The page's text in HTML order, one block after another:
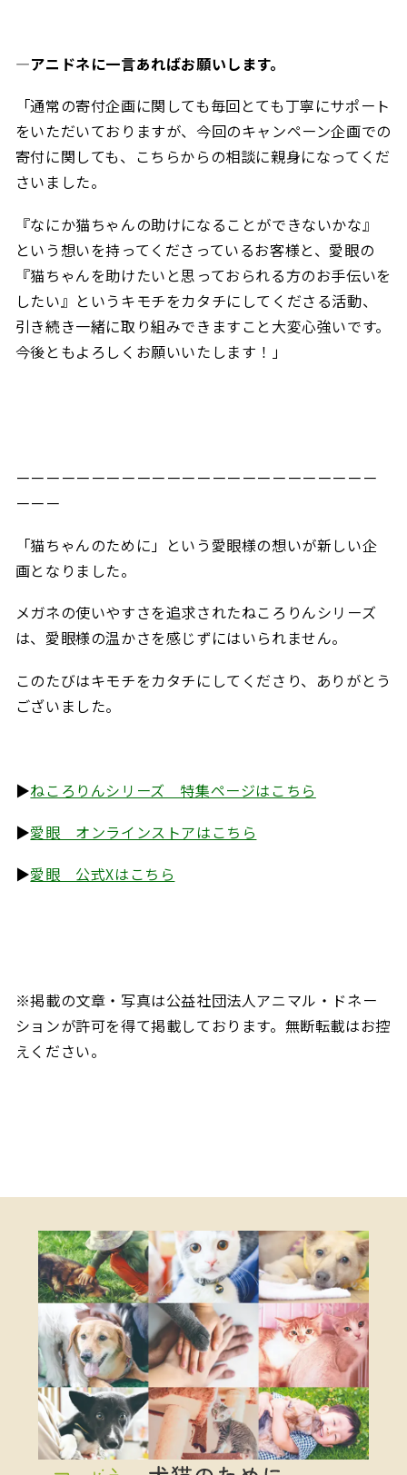
―アニドネに一言あればお願いします。
「通常の寄付企画に関しても毎回とても丁寧にサポート
をいただいておりますが、今回のキャンペーン企画での
寄付に関しても、こちらからの相談に親身になってくだ
さいました。
『なにか猫ちゃんの助けになることができないかな』
という想いを持ってくださっているお客様と、愛眼の
『猫ちゃんを助けたいと思っておられる方のお手伝いを
したい』というキモチをカタチにしてくださる活動、
引き続き一緒に取り組みできますこと大変心強いです。
今後ともよろしくお願いいたします！」
ーーーーーーーーーーーーーーーーーーーーーーーー
ーーー
「猫ちゃんのために」という愛眼様の想いが新しい企
画となりました。
メガネの使いやすさを追求されたねころりんシリーズ
は、愛眼様の温かさを感じずにはいられません。
このたびはキモチをカタチにしてくださり、ありがとう
ございました。
▶︎ねころりんシリーズ 特集ページはこちら
▶︎愛眼 オンラインストアはこちら
▶︎愛眼 公式Xはこちら
※掲載の文章・写真は公益社団法人アニマル・ドネー
ションが許可を得て掲載しております。無断転載はお控
えください。